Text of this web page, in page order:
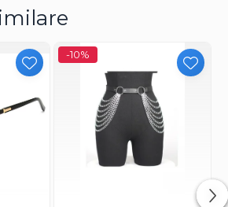
adaugă un plus de rafinament și
-10%